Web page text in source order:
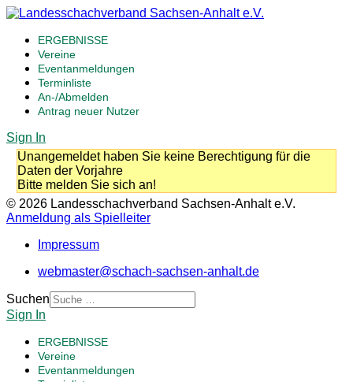
ERGEBNISSE
Vereine
Eventanmeldungen
Terminliste
An-/Abmelden
Antrag neuer Nutzer
Sign In
Unangemeldet haben Sie keine Berechtigung für die
Daten der Vorjahre
Bitte melden Sie sich an!
© 2026 Landesschachverband Sachsen-Anhalt e.V.
Anmeldung als Spielleiter
Impressum
webmaster@schach-sachsen-anhalt.de
Suchen
Sign In
ERGEBNISSE
Vereine
Eventanmeldungen